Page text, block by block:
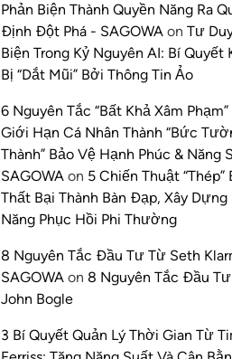
Phản Biện Thành Quyền Năng Ra
Định Đột Phá - SAGOWA on Tư
Biện Trong Kỷ Nguyên AI: Bí Quyết
Bị “Dắt Mũi” Bởi Thông Tin Ảo
6 Nguyên Tắc “Bất Khả Xâm Phạm”
Giới Hạn Cá Nhân Thành “Bức
Thành” Bảo Vệ Hạnh Phúc & Năng
SAGOWA on 5 Chiến Thuật “Thép”
Thất Bại Thành Bàn Đạp, Xây Dựng
Năng Phục Hồi Phi Thường
8 Nguyên Tắc Đầu Tư Từ Seth
SAGOWA on 8 Nguyên Tắc Đầu
John Bogle
3 Bí Quyết Quản Lý Thời Gian Từ